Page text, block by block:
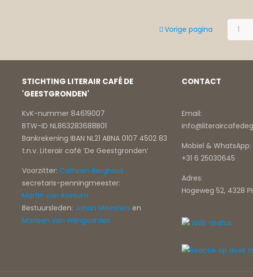
Vorige pagina 1
STICHTING LITERAIR CAFÉ DE
'GEESTGRONDEN'
KvK-nummer 84619007
BTW-ID NL863283688B01
Bankrekening IBAN NL21 ABNA 0107 4502 83
t.n.v. Literair café ‘De Geestgronden’
Voorzitter: Cathrien Berghout
secretaris-penningmeester:
Martin van Rossum
Bestuursleden: Johan Meesters en
Marleen van Wijngaarden
CONTACT
Email:
Mobiel & WhatsApp:
+31 6 25030645
Adres:
Hogeweg 52, 4328
ANBI-status